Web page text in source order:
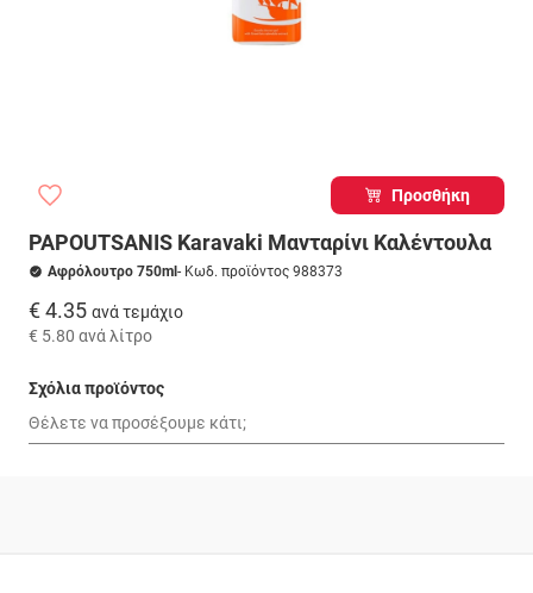
Προσθήκη
PAPOUTSANIS Karavaki Μανταρίνι Καλέντουλα
Αφρόλουτρο 750ml - Κωδ. προϊόντος 988373
€ 4.35 ανά τεμάχιο
€ 5.80 ανά λίτρο
Σχόλια προϊόντος